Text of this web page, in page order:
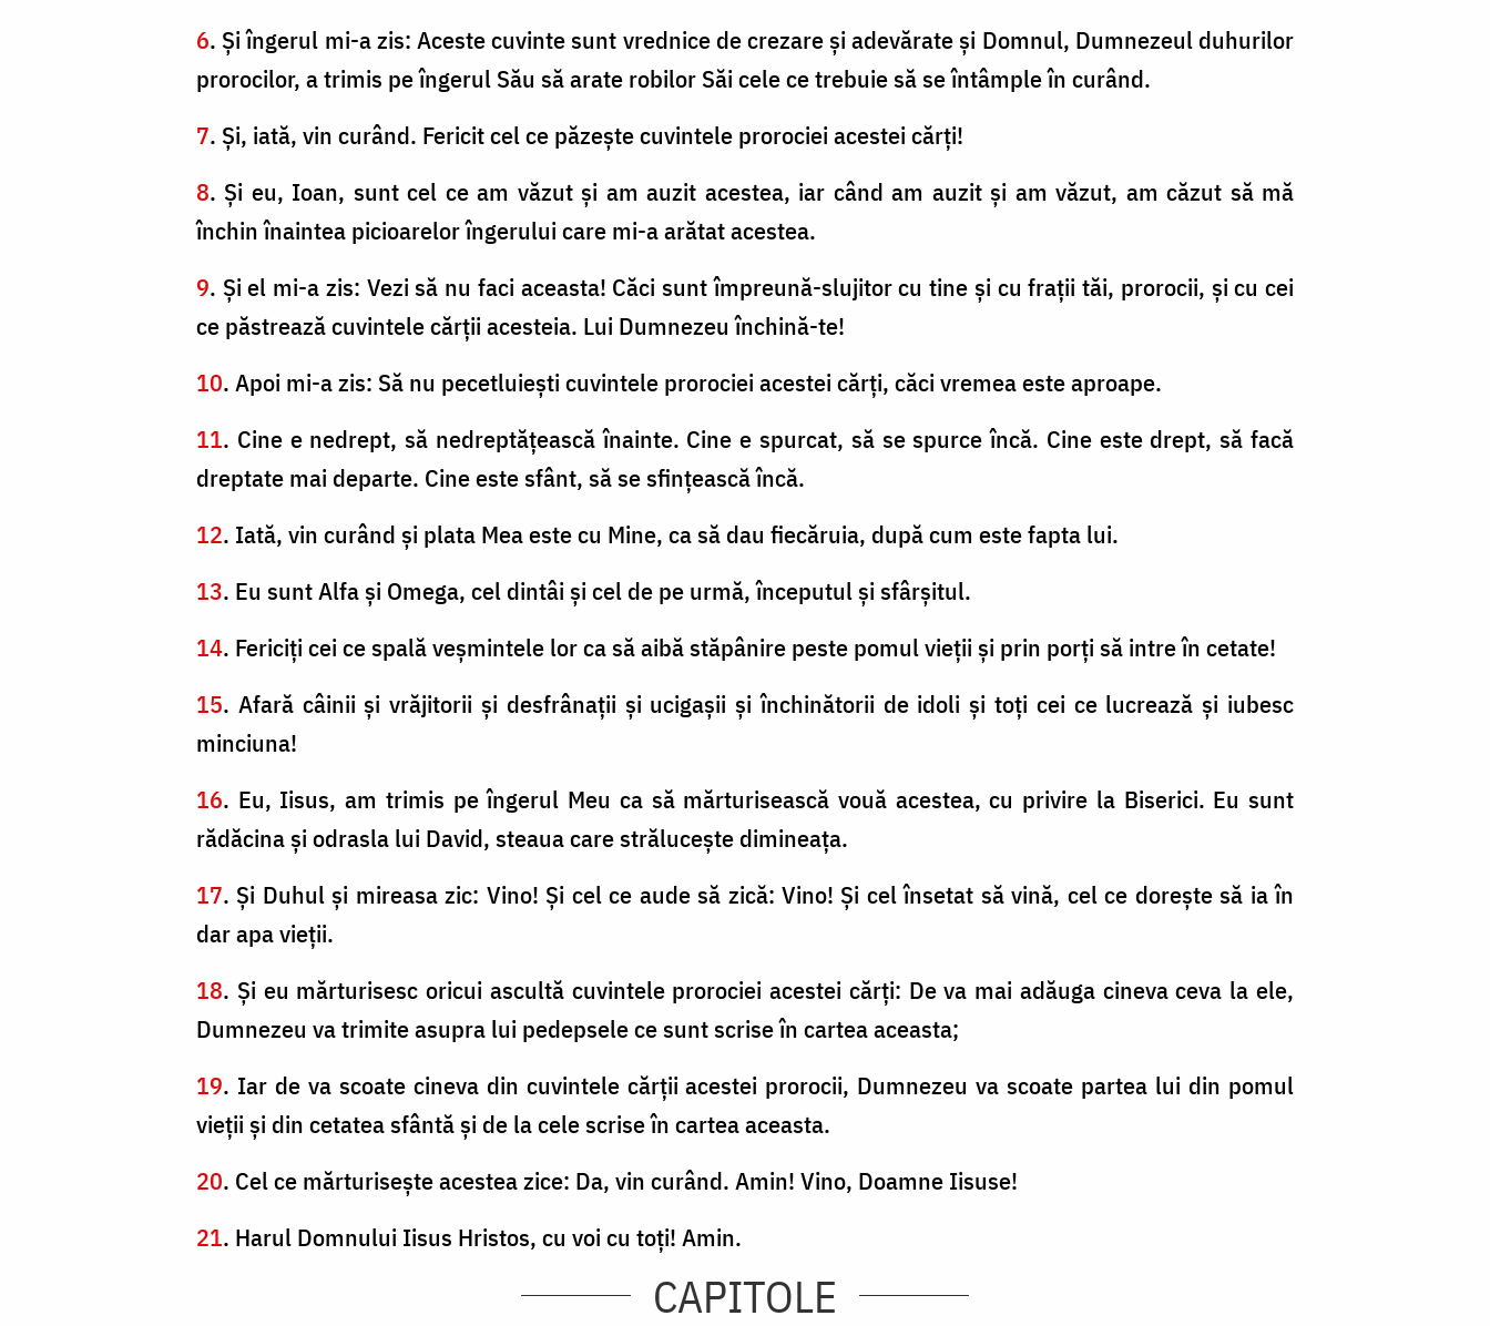
6. Şi îngerul mi-a zis: Aceste cuvinte sunt vrednice de crezare şi adevărate şi Domnul, Dumnezeul duhurilor
prorocilor, a trimis pe îngerul Său să arate robilor Săi cele ce trebuie să se întâmple în curând.
7. Şi, iată, vin curând. Fericit cel ce păzeşte cuvintele prorociei acestei cărţi!
8. Şi eu, Ioan, sunt cel ce am văzut şi am auzit acestea, iar când am auzit şi am văzut, am căzut să mă
închin înaintea picioarelor îngerului care mi-a arătat acestea.
9. Şi el mi-a zis: Vezi să nu faci aceasta! Căci sunt împreună-slujitor cu tine şi cu fraţii tăi, prorocii, şi cu cei
ce păstrează cuvintele cărţii acesteia. Lui Dumnezeu închină-te!
10. Apoi mi-a zis: Să nu pecetluieşti cuvintele prorociei acestei cărţi, căci vremea este aproape.
11. Cine e nedrept, să nedreptăţească înainte. Cine e spurcat, să se spurce încă. Cine este drept, să facă
dreptate mai departe. Cine este sfânt, să se sfinţească încă.
12. Iată, vin curând şi plata Mea este cu Mine, ca să dau fiecăruia, după cum este fapta lui.
13. Eu sunt Alfa şi Omega, cel dintâi şi cel de pe urmă, începutul şi sfârşitul.
14. Fericiţi cei ce spală veşmintele lor ca să aibă stăpânire peste pomul vieţii şi prin porţi să intre în cetate!
15. Afară câinii şi vrăjitorii şi desfrânaţii şi ucigaşii şi închinătorii de idoli şi toţi cei ce lucrează şi iubesc
minciuna!
16. Eu, Iisus, am trimis pe îngerul Meu ca să mărturisească vouă acestea, cu privire la Biserici. Eu sunt
rădăcina şi odrasla lui David, steaua care străluceşte dimineaţa.
17. Şi Duhul şi mireasa zic: Vino! Şi cel ce aude să zică: Vino! Şi cel însetat să vină, cel ce doreşte să ia în
dar apa vieţii.
18. Şi eu mărturisesc oricui ascultă cuvintele prorociei acestei cărţi: De va mai adăuga cineva ceva la ele,
Dumnezeu va trimite asupra lui pedepsele ce sunt scrise în cartea aceasta;
19. Iar de va scoate cineva din cuvintele cărţii acestei prorocii, Dumnezeu va scoate partea lui din pomul
vieţii şi din cetatea sfântă şi de la cele scrise în cartea aceasta.
20. Cel ce mărturiseşte acestea zice: Da, vin curând. Amin! Vino, Doamne Iisuse!
21. Harul Domnului Iisus Hristos, cu voi cu toţi! Amin.
CAPITOLE